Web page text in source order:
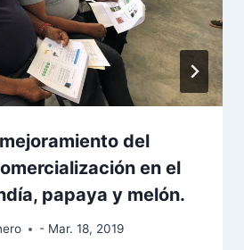
del
en el
papaya y melón.
- Mar. 18, 2019